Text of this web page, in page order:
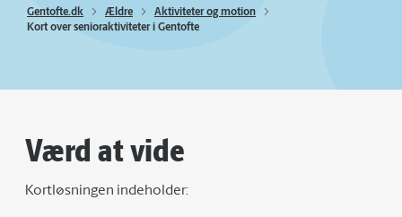
Gentofte.dk Ældre
Aktiviteter og motion
Kort over senioraktiviteter i Gentofte
Værd at vide
Kortløsningen indeholder: